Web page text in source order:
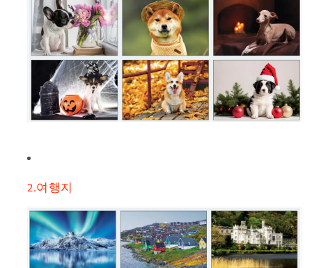
2.여행지